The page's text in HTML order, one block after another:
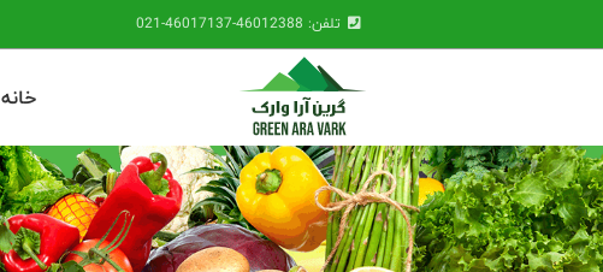
تلفن: 46012388-46017137-021
خانه